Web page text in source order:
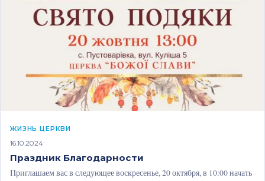
ЖИЗНЬ ЦЕРКВИ
16.10.2024
Праздник Благодарности
Приглашаем вас в следующее воскресенье, 20 октября, в 10:00 начать